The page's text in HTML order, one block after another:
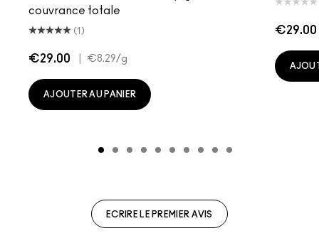
couvrance totale
(1)
€29.00 €8.29/g
AJOUTER AU PANIER
€29.00
ECRIRE LE PREMIER AVIS